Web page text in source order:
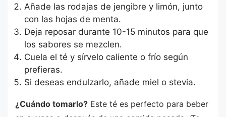
Añade las rodajas de jengibre y limón, junto
con las hojas de menta.
Deja reposar durante 10-15 minutos para que
los sabores se mezclen.
Cuela el té y sírvelo caliente o frío según
prefieras.
Si deseas endulzarlo, añade miel o stevia.
¿Cuándo tomarlo? Este té es perfecto para beber